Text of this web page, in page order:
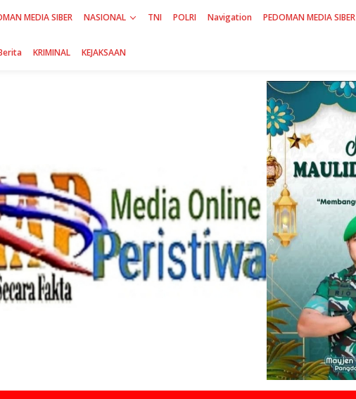
MEDIA SIBER NASIONAL TNI POLRI Navigation PEDOMAN MEDIA SIBER
KRIMINAL KEJAKSAAN